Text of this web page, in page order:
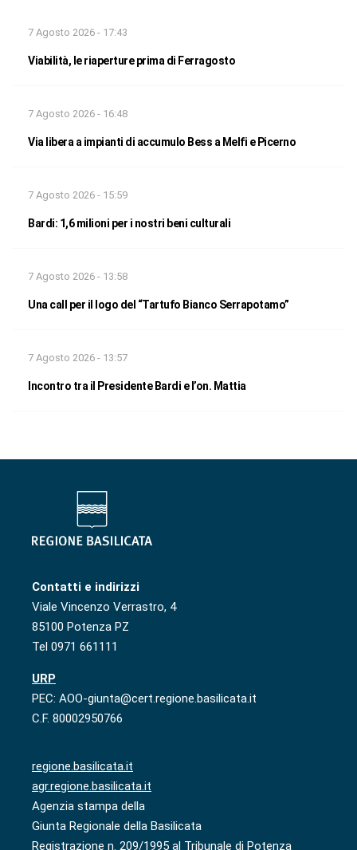
7 Agosto 2026 - 17:43
Viabilità, le riaperture prima di Ferragosto
7 Agosto 2026 - 16:48
Via libera a impianti di accumulo Bess a Melfi e Picerno
7 Agosto 2026 - 15:59
Bardi: 1,6 milioni per i nostri beni culturali
7 Agosto 2026 - 13:58
Una call per il logo del “Tartufo Bianco Serrapotamo”
7 Agosto 2026 - 13:57
Incontro tra il Presidente Bardi e l’on. Mattia
Contatti e indirizzi
Viale Vincenzo Verrastro, 4
85100 Potenza PZ
Tel 0971 661111
URP
PEC: AOO-giunta@cert.regione.basilicata.it
C.F. 80002950766
regione.basilicata.it
agr.regione.basilicata.it
Agenzia stampa della
Giunta Regionale della Basilicata
Registrazione n. 209/1995 al Tribunale di Potenza